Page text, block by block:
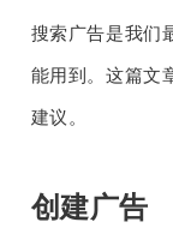
搜索广告是我们
能用到。这篇文
建议。
创建广告